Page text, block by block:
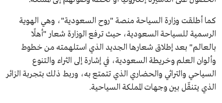
كما أطلقت وزارة السياحة منصة "روح السعودية"، وهي الهوية
الرسمية للسياحة السعودية، حيث ترفع الوزارة شعار "أهلًا
بالعالم" بعد إطلاق شعارها الجديد الذي استلهمته من خطوط
وألوان العلم وخريطة السعودية، في إشارة إلى الثراء والتنوع
السياحي والتراثي والحضاري الذي تتمتع به، وربط ذلك بتجربة الزائر
الذي يتنقّل بين وجهات المملكة السياحية.